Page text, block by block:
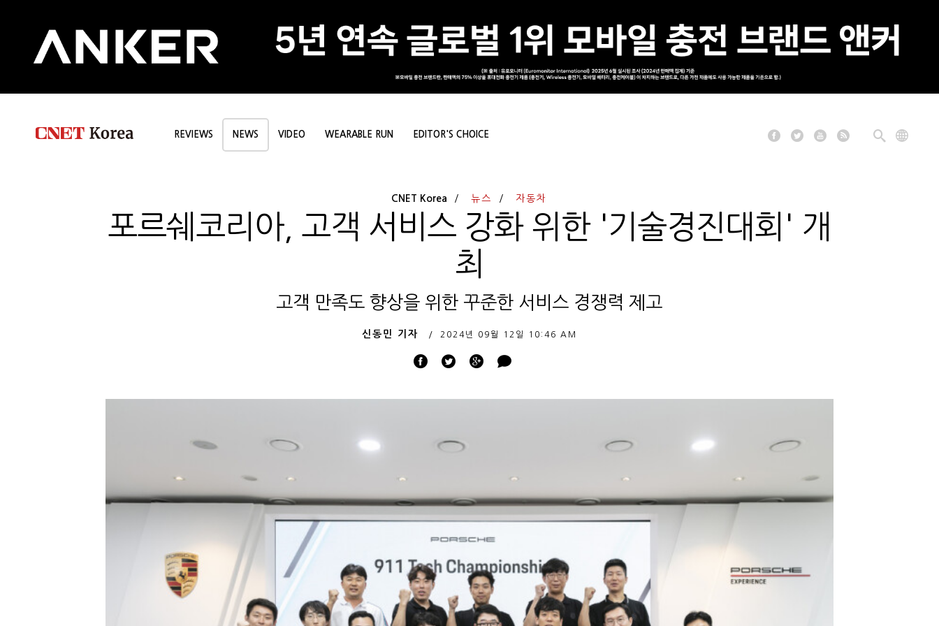
REVIEWS NEWS VIDEO WEARABLE RUN EDITOR'S CHOICE
CNET Korea 뉴스 자동차
포르쉐코리아, 고객 서비스 강화 위한 '기술경진대회' 개
최
고객 만족도 향상을 위한 꾸준한 서비스 경쟁력 제고
신동민 기자 2024년 09월 12일 10:46 AM